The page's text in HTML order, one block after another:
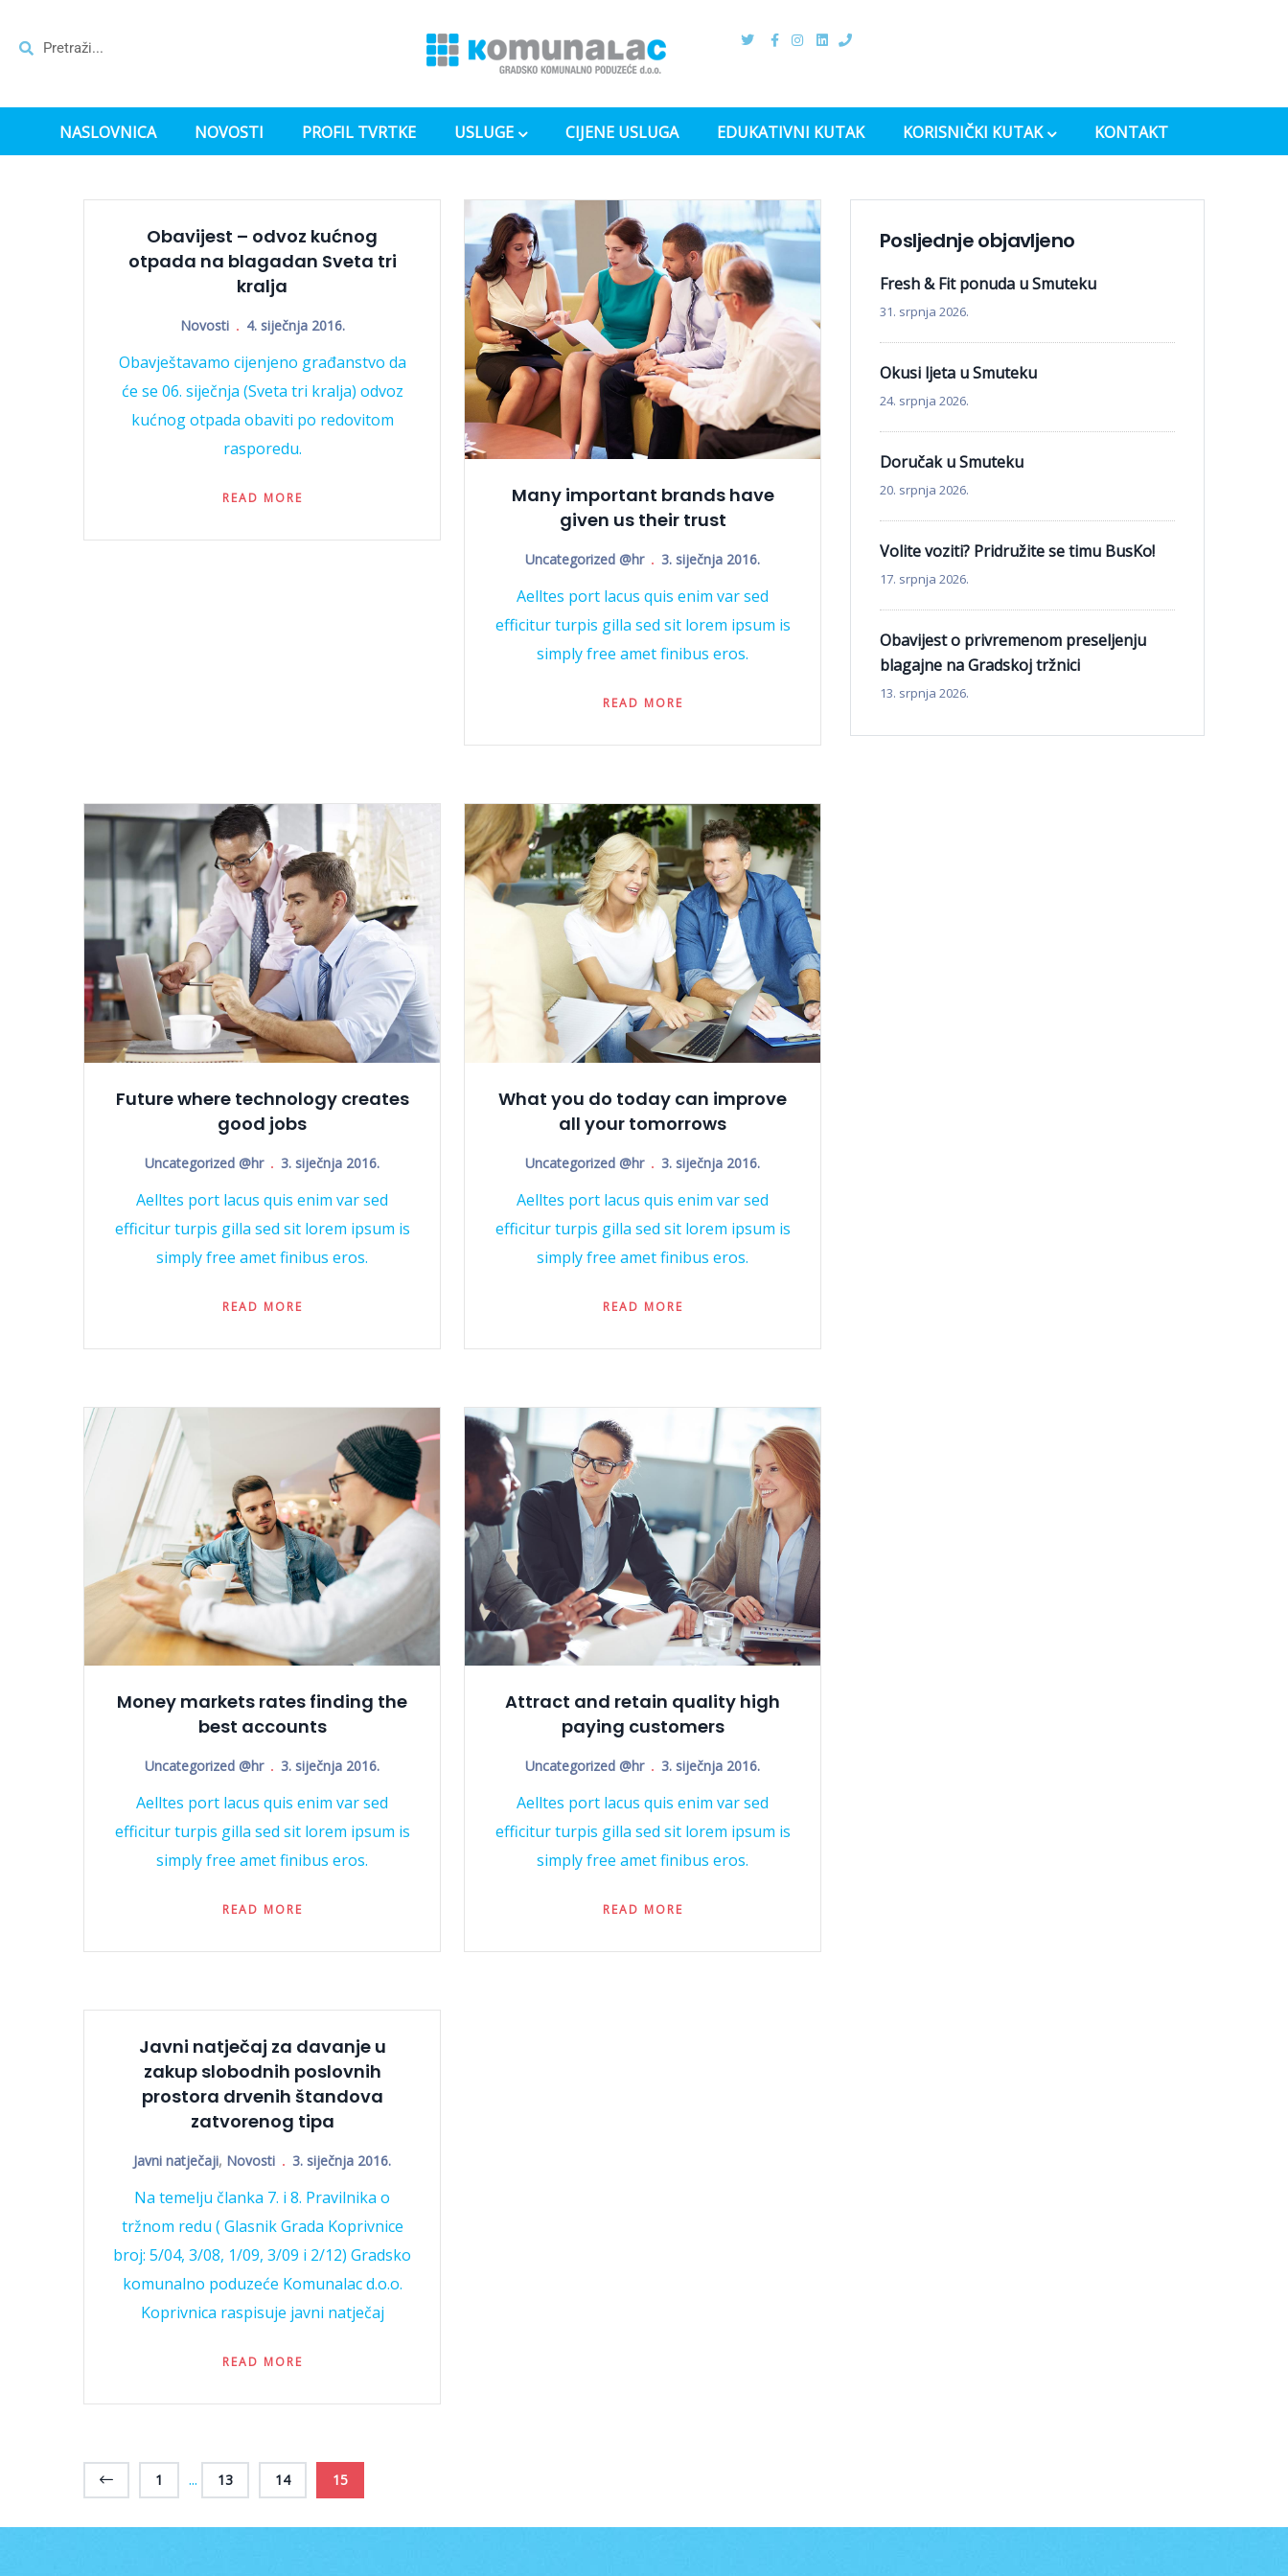
NASLOVNICA NOVOSTI PROFIL TVRTKE USLUGE CIJENE USLUGA EDUKATIVNI KUTAK KORISNIČKI KUTAK KONTAKT
Obavijest – odvoz kućnog
otpada na blagadan Sveta tri
kralja
Novosti 4. siječnja 2016.
Obavještavamo cijenjeno građanstvo da
će se 06. siječnja (Sveta tri kralja) odvoz
kućnog otpada obaviti po redovitom
rasporedu.
READ MORE
Many important brands have
given us their trust
Uncategorized @hr 3. siječnja 2016.
Aelltes port lacus quis enim var sed
efficitur turpis gilla sed sit lorem ipsum is
simply free amet finibus eros.
READ MORE
Future where technology creates
good jobs
Uncategorized @hr 3. siječnja 2016.
Aelltes port lacus quis enim var sed
efficitur turpis gilla sed sit lorem ipsum is
simply free amet finibus eros.
READ MORE
What you do today can improve
all your tomorrows
Uncategorized @hr 3. siječnja 2016.
Aelltes port lacus quis enim var sed
efficitur turpis gilla sed sit lorem ipsum is
simply free amet finibus eros.
READ MORE
Money markets rates finding the
best accounts
Uncategorized @hr 3. siječnja 2016.
Aelltes port lacus quis enim var sed
efficitur turpis gilla sed sit lorem ipsum is
simply free amet finibus eros.
READ MORE
Attract and retain quality high
paying customers
Uncategorized @hr 3. siječnja 2016.
Aelltes port lacus quis enim var sed
efficitur turpis gilla sed sit lorem ipsum is
simply free amet finibus eros.
READ MORE
Javni natječaj za davanje u
zakup slobodnih poslovnih
prostora drvenih štandova
zatvorenog tipa
Javni natječaji, Novosti 3. siječnja 2016.
Na temelju članka 7. i 8. Pravilnika o
tržnom redu ( Glasnik Grada Koprivnice
broj: 5/04, 3/08, 1/09, 3/09 i 2/12) Gradsko
komunalno poduzeće Komunalac d.o.o.
Koprivnica raspisuje javni natječaj
READ MORE
1 ... 13 14 15
Posljednje objavljeno
Fresh & Fit ponuda u Smuteku
31. srpnja 2026.
Okusi ljeta u Smuteku
24. srpnja 2026.
Doručak u Smuteku
20. srpnja 2026.
Volite voziti? Pridružite se timu BusKo!
17. srpnja 2026.
Obavijest o privremenom preseljenju
blagajne na Gradskoj tržnici
13. srpnja 2026.